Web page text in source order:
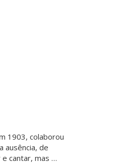
1903, colaborou
ausência, de
cantar, mas …